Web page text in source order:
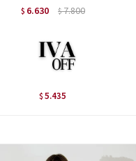
$ 6.630 $7.800
$ 5.435